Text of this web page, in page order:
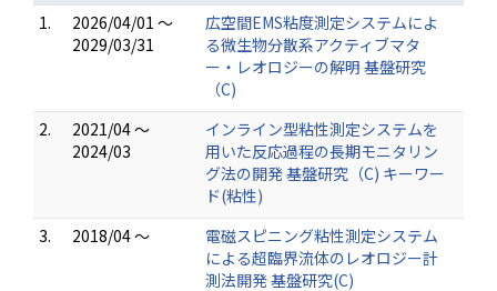
1.
2026/04/01 ～
2029/03/31
広空間EMS粘度測定システムによ
る微生物分散系アクティブマタ
ー・レオロジーの解明 基盤研究
（C)
2.
2021/04 ～
2024/03
インライン型粘性測定システムを
用いた反応過程の長期モニタリン
グ法の開発 基盤研究（C) キーワー
ド(粘性)
3.
2018/04 ～
電磁スピニング粘性測定システム
による超臨界流体のレオロジー計
測法開発 基盤研究(C)